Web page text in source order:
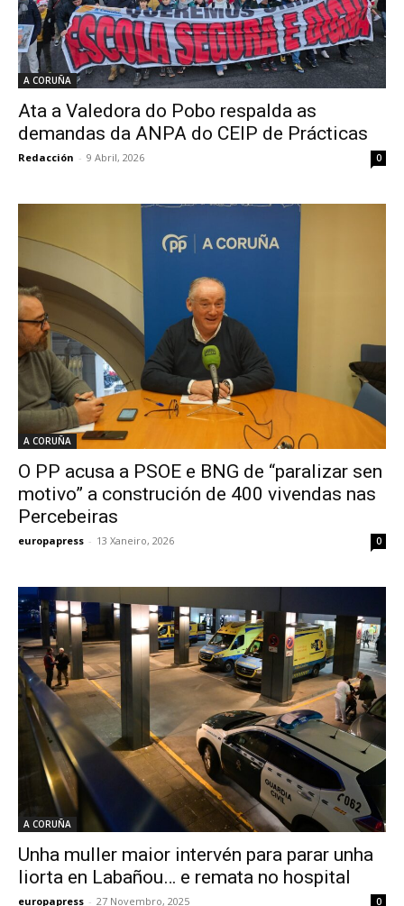
A CORUÑA
Ata a Valedora do Pobo respalda as
demandas da ANPA do CEIP de Prácticas
Redacción - 9 Abril, 2026 0
A CORUÑA
O PP acusa a PSOE e BNG de “paralizar sen
motivo” a construción de 400 vivendas nas
Percebeiras
europapress - 13 Xaneiro, 2026 0
A CORUÑA
Unha muller maior intervén para parar unha
liorta en Labañou… e remata no hospital
europapress - 27 Novembro, 2025 0